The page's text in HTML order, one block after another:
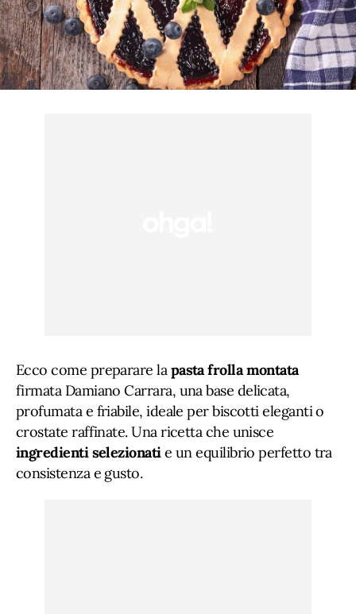
Ecco come preparare lapasta frolla montata
firmata Damiano Carrara, una base delicata,
profumata e friabile, ideale per biscotti eleganti o
crostate raffinate. Una ricetta che unisce
ingredienti selezionatie un equilibrio perfetto tra
consistenza e gusto.